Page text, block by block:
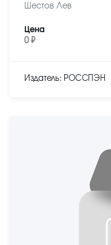
Шестов Лев
Цена
0 ₽
Издатель: РОССПЭН